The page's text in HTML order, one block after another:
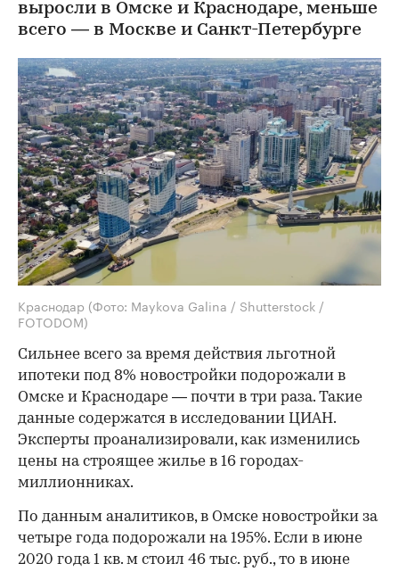
выросли в Омске и Краснодаре, меньше
всего — в Москве и Санкт-Петербурге
Краснодар (Фото: Maykova Galina / Shutterstock /
FOTODOM)
Сильнее всего за время действия льготной
ипотеки под 8% новостройки подорожали в
Омске и Краснодаре — почти в три раза. Такие
данные содержатся в исследовании ЦИАН.
Эксперты проанализировали, как изменились
цены на строящее жилье в 16 городах-
миллионниках.
По данным аналитиков, в Омске новостройки за
четыре года подорожали на 195%. Если в июне
2020 года 1 кв. м стоил 46 тыс. руб., то в июне